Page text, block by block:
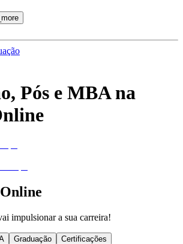
Pós e MBA na
impulsionar a sua carreira!
Graduação Certificações